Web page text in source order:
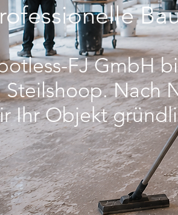
FJ GmbH
Steilshoop. Nach
Ihr Objekt